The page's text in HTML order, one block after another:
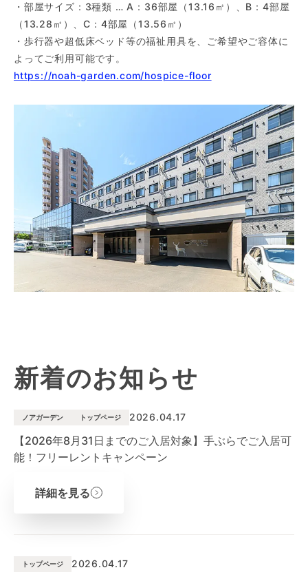
・部屋サイズ：3種類 … A：36部屋（13.16㎡）、B：4部屋
（13.28㎡）、C：4部屋（13.56㎡）
・歩行器や超低床ベッド等の福祉用具を、ご希望やご容体に
よってご利用可能です。
https://noah-garden.com/hospice-floor
新着のお知らせ
ノアガーデン トップページ 2026.04.17
【2026年8月31日までのご入居対象】手ぶらでご入居可
能！フリーレントキャンペーン
詳細を見る
トップページ 2026.04.17